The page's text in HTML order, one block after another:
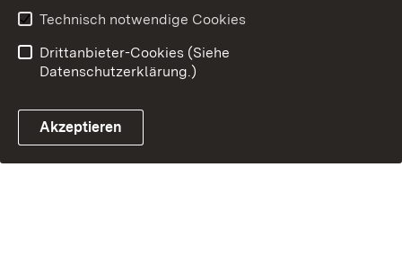
Technisch notwendige Cookies
Drittanbieter-Cookies (Siehe
Datenschutzerklärung.)
Akzeptieren